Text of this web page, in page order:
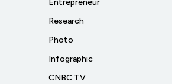
Entrepreneur
Research
Photo
Infographic
CNBC TV